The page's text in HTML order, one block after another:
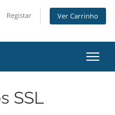
Registar Ver Carrinho
SSL